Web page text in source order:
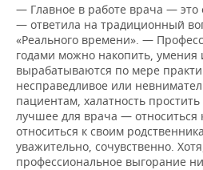
— Главное в работе врача — это
— ответила на традиционный
«Реального времени». —
годами можно накопить, умения
вырабатываются по мере
несправедливое или
пациентам, халатность
лучшее для врача — относиться
относиться к своим
уважительно, сочувственно.
профессиональное выгорание